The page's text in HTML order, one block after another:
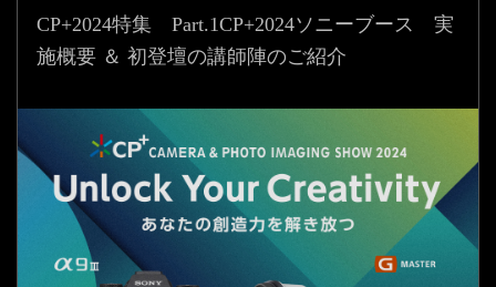
CP+2024特集 Part.1CP+2024ソニーブース 実
施概要 ＆ 初登壇の講師陣のご紹介